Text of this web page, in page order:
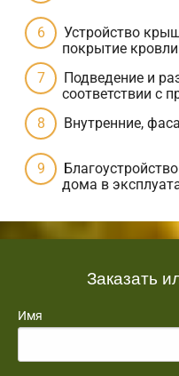
Устройство
покрытие
Подведение и
соответствии с
Внутренние,
дома в
Заказать
Имя